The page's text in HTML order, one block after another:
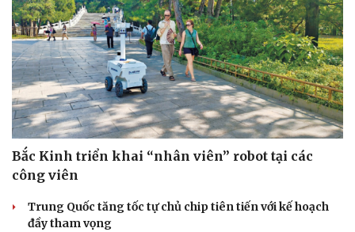
Bắc Kinh triển khai “nhân viên” robot tại các
công viên
Trung Quốc tăng tốc tự chủ chip tiên tiến với kế hoạch
đầy tham vọng